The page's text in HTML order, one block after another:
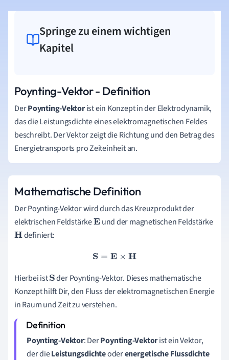
Springe zu einem wichtigen
Kapitel
Poynting-Vektor - Definition
DerPoynting-Vektorist ein Konzept in der Elektrodynamik,
das die Leistungsdichte eines elektromagnetischen Feldes
beschreibt. Der Vektor zeigt die Richtung und den Betrag des
Energietransports pro Zeiteinheit an.
Mathematische Definition
Der Poynting-Vektor wird durch das Kreuzprodukt der
elektrischen FeldstärkeE und der magnetischen Feldstärke
H definiert:
S =E× H
Hierbei istS der Poynting-Vektor. Dieses mathematische
Konzept hilft Dir, den Fluss der elektromagnetischen Energie
in Raum und Zeit zu verstehen.
Poynting-Vektor: DerPoynting-Vektorist ein Vektor,
der dieLeistungsdichteoderenergetische Flussdichte